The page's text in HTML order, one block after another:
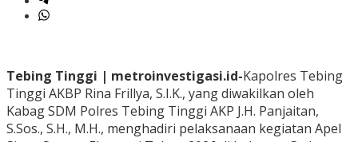
Tebing Tinggi | metroinvestigasi.id-Kapolres Tebing
Tinggi AKBP Rina Frillya, S.I.K., yang diwakilkan oleh
Kabag SDM Polres Tebing Tinggi AKP J.H. Panjaitan,
S.Sos., S.H., M.H., menghadiri pelaksanaan kegiatan Apel